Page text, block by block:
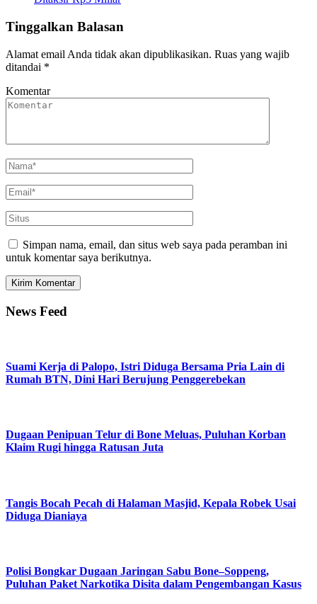
Tinggalkan Balasan
Alamat email Anda tidak akan dipublikasikan. Ruas yang wajib
ditandai *
Komentar
Simpan nama, email, dan situs web saya pada peramban ini
untuk komentar saya berikutnya.
News Feed
Suami Kerja di Palopo, Istri Diduga Bersama Pria Lain di
Rumah BTN, Dini Hari Berujung Penggerebekan
Dugaan Penipuan Telur di Bone Meluas, Puluhan Korban
Klaim Rugi hingga Ratusan Juta
Tangis Bocah Pecah di Halaman Masjid, Kepala Robek Usai
Diduga Dianiaya
Polisi Bongkar Dugaan Jaringan Sabu Bone–Soppeng,
Puluhan Paket Narkotika Disita dalam Pengembangan Kasus